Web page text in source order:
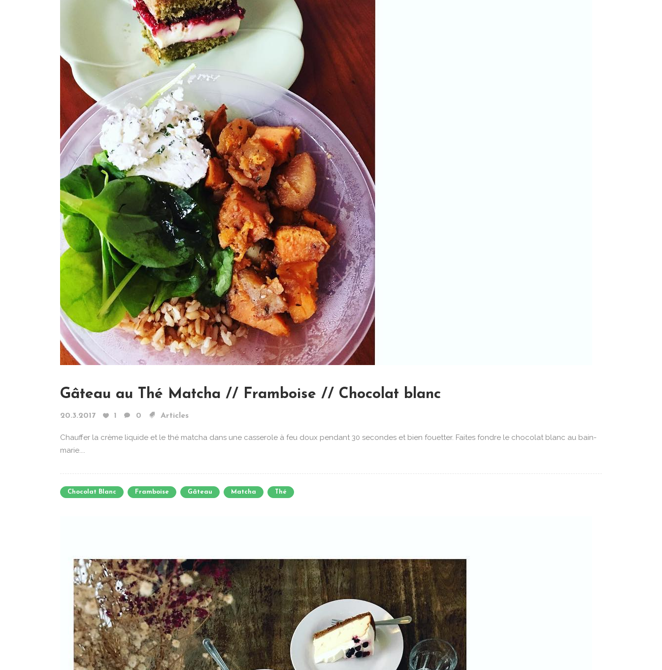
Gâteau au Thé Matcha // Framboise // Chocolat blanc
20.3.2017 1 0 Articles
Chauffer la crème liquide et le thé matcha dans une casserole à feu doux pendant 30 secondes et bien fouetter. Faites fondre le chocolat blanc au bain-
marie....
Chocolat Blanc Framboise Gâteau Matcha Thé